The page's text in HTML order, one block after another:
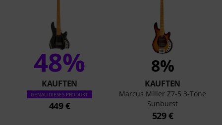
48%
KAUFTEN
GENAU DIESES PRODUKT
449 €
8%
KAUFTEN
Marcus Miller Z7-5 3-Tone
Sunburst
529 €